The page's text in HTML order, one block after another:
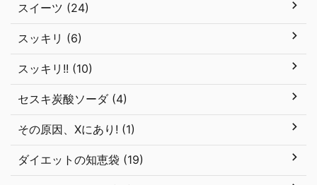
スイーツ (24)
スッキリ (6)
スッキリ!! (10)
セスキ炭酸ソーダ (4)
その原因、Xにあり! (1)
ダイエットの知恵袋 (19)